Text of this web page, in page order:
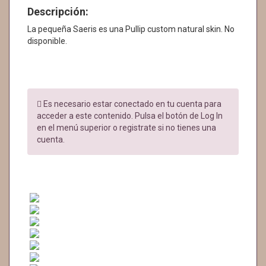
Descripción:
La pequeña Saeris es una Pullip custom natural skin. No
disponible.
Es necesario estar conectado en tu cuenta para
acceder a este contenido. Pulsa el botón de Log In
en el menú superior o registrate si no tienes una
cuenta.